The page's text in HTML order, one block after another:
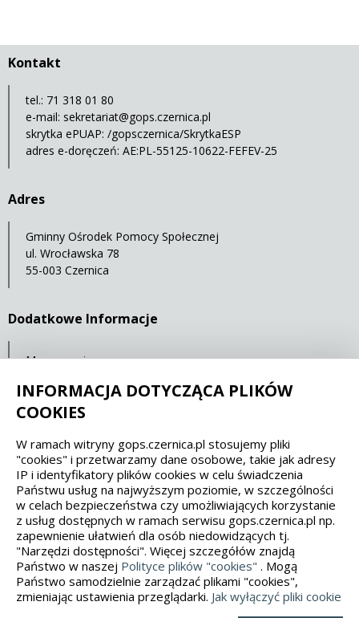
Kontakt
tel.: 71 318 01 80
e-mail: sekretariat@gops.czernica.pl
skrytka ePUAP: /gopsczernica/SkrytkaESP
adres e-doręczeń: AE:PL-55125-10622-FEFEV-25
Adres
Gminny Ośrodek Pomocy Społecznej
ul. Wrocławska 78
55-003 Czernica
Dodatkowe Informacje
Mapa serwisu
Statystyki oglądalności
Spełniamy standardy dostępności oraz W3C
WCAG 2.1 SECTION 508 EAA/EN 301549
IS 5568
INFORMACJA DOTYCZĄCA PLIKÓW
COOKIES
W ramach witryny gops.czernica.pl stosujemy pliki
"cookies" i przetwarzamy dane osobowe, takie jak adresy
IP i identyfikatory plików cookies w celu świadczenia
Państwu usług na najwyższym poziomie, w szczególności
w celach bezpieczeństwa czy umożliwiających korzystanie
z usług dostępnych w ramach serwisu gops.czernica.pl np.
zapewnienie ułatwień dla osób niedowidzących tj.
"Narzędzi dostępności". Więcej szczegółów znajdą
Państwo w naszej Polityce plików "cookies" . Mogą
Państwo samodzielnie zarządzać plikami "cookies",
zmieniając ustawienia przeglądarki. Jak wyłączyć pliki cookie